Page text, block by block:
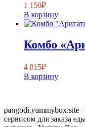
1 150₽
В корзину
Комбо
4 815₽
В корзину
pangodi.yummybox.site
сервисом для заказа